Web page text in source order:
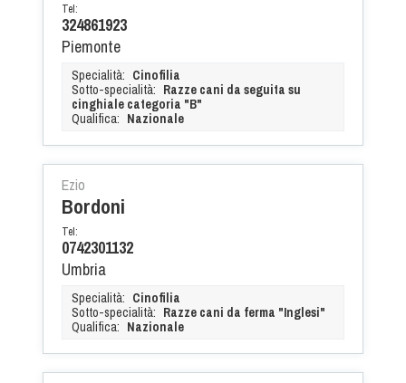
Tel:
324861923
Piemonte
Specialità: Cinofilia
Sotto-specialità: Razze cani da seguita su
cinghiale categoria "B"
Qualifica: Nazionale
Ezio
Bordoni
Tel:
0742301132
Umbria
Specialità: Cinofilia
Sotto-specialità: Razze cani da ferma "Inglesi"
Qualifica: Nazionale